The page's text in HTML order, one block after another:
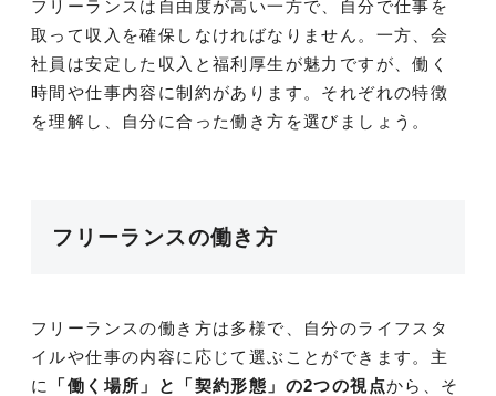
フリーランスは自由度が高い一方で、自分で仕事を
取って収入を確保しなければなりません。一方、会
社員は安定した収入と福利厚生が魅力ですが、働く
時間や仕事内容に制約があります。それぞれの特徴
を理解し、自分に合った働き方を選びましょう。
フリーランスの働き方
フリーランスの働き方は多様で、自分のライフスタ
イルや仕事の内容に応じて選ぶことができます。主
に
「働く場所」と「契約形態」の2つの視点から、そ